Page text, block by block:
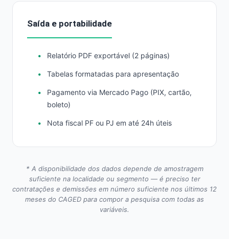
Saída e portabilidade
Relatório PDF exportável (2 páginas)
Tabelas formatadas para apresentação
Pagamento via Mercado Pago (PIX, cartão,
boleto)
Nota fiscal PF ou PJ em até 24h úteis
* A disponibilidade dos dados depende de amostragem
suficiente na localidade ou segmento — é preciso ter
contratações e demissões em número suficiente nos últimos 12
meses do CAGED para compor a pesquisa com todas as
variáveis.